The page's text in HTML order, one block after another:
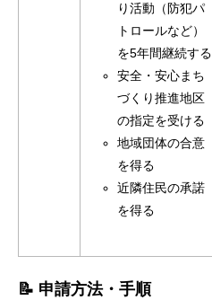
り活動（防犯パ
トロールなど）
を5年間継続する
安全・安心まち
づくり推進地区
の指定を受ける
地域団体の合意
を得る
近隣住民の承諾
を得る
📝 申請方法・手順